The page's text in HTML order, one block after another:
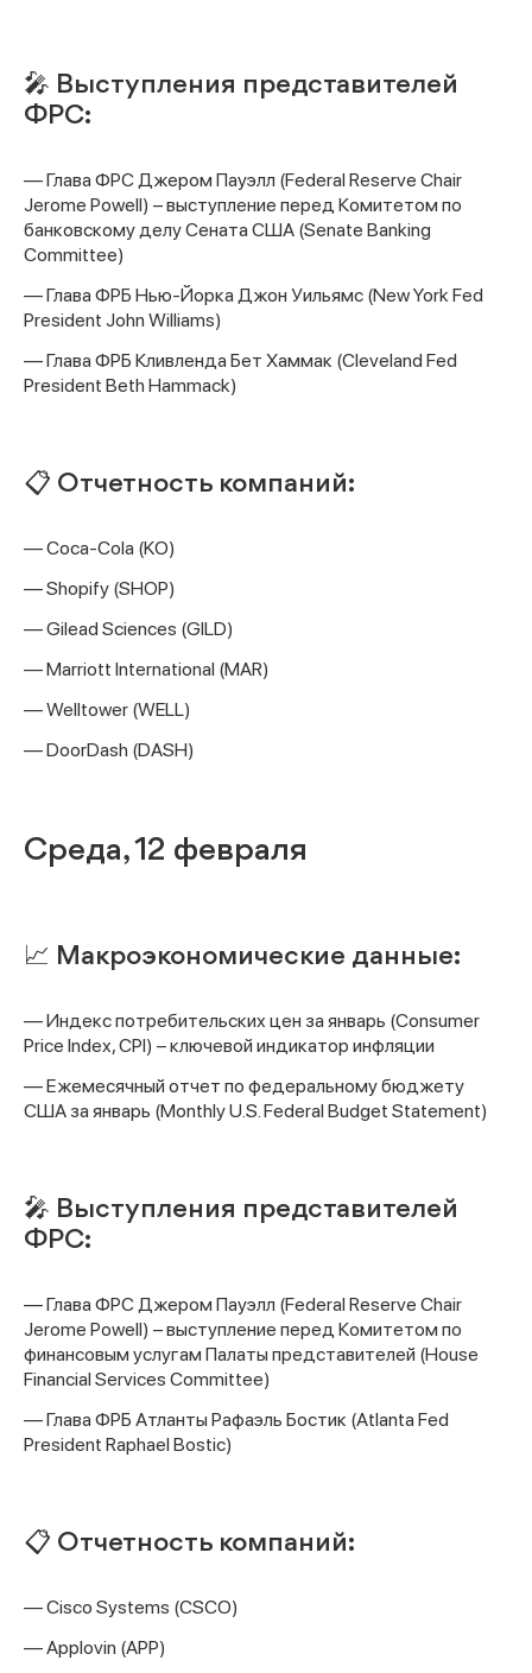
🎤 Выступления представителей
ФРС:
— Глава ФРС Джером Пауэлл (Federal Reserve Chair
Jerome Powell) – выступление перед Комитетом по
банковскому делу Сената США (Senate Banking
Committee)
— Глава ФРБ Нью-Йорка Джон Уильямс (New York Fed
President John Williams)
— Глава ФРБ Кливленда Бет Хаммак (Cleveland Fed
President Beth Hammack)
📋 Отчетность компаний:
— Coca-Cola (KO)
— Shopify (SHOP)
— Gilead Sciences (GILD)
— Marriott International (MAR)
— Welltower (WELL)
— DoorDash (DASH)
Среда, 12 февраля
📈 Макроэкономические данные:
— Индекс потребительских цен за январь (Consumer
Price Index, CPI) – ключевой индикатор инфляции
— Ежемесячный отчет по федеральному бюджету
США за январь (Monthly U.S. Federal Budget Statement)
🎤 Выступления представителей
ФРС:
— Глава ФРС Джером Пауэлл (Federal Reserve Chair
Jerome Powell) – выступление перед Комитетом по
финансовым услугам Палаты представителей (House
Financial Services Committee)
— Глава ФРБ Атланты Рафаэль Бостик (Atlanta Fed
President Raphael Bostic)
📋 Отчетность компаний:
— Cisco Systems (CSCO)
— Applovin (APP)
Спасибо за заявку
вами в ближайшее время